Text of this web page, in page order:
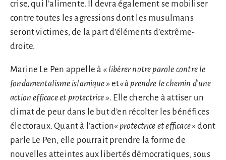
crise, qui l’alimente. Il devra également se mobiliser
contre toutes les agressions dont les musulmans
seront victimes, de la part d’éléments d’extrême-
droite.
Marine Le Pen appelle à « libérer notre parole contre le
fondamentalisme islamique »et« à prendre le chemin d’une
action efficace et protectrice ». Elle cherche à attiser un
climat de peur dans le but d’en récolter les bénéfices
électoraux. Quant à l’action« protectrice et efficace »dont
parle Le Pen, elle pourrait prendre la forme de
nouvelles atteintes aux libertés démocratiques, sous